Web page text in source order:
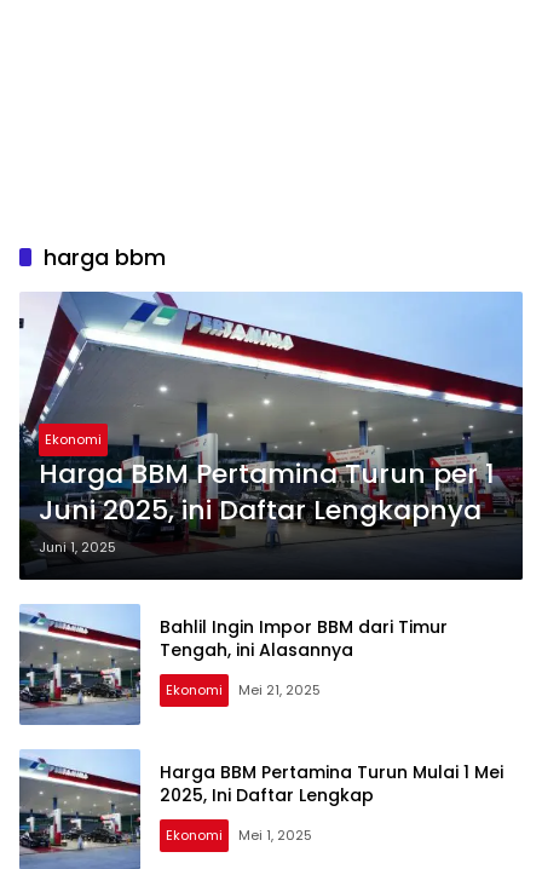
harga bbm
Ekonomi
Harga BBM Pertamina Turun per 1
Juni 2025, ini Daftar Lengkapnya
Juni 1, 2025
Bahlil Ingin Impor BBM dari Timur
Tengah, ini Alasannya
Ekonomi Mei 21, 2025
Harga BBM Pertamina Turun Mulai 1 Mei
2025, Ini Daftar Lengkap
Ekonomi Mei 1, 2025